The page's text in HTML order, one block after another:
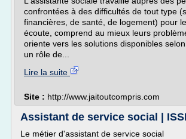
confrontées à des difficultés de tout type
financières, de santé, de logement) pour
écoute, comprend au mieux leurs
oriente vers les solutions disponibles
un rôle de...
Lire la suite
Site : http://www.jaitoutcompris.com
Assistant de service social |
Le métier d'assistant de service social